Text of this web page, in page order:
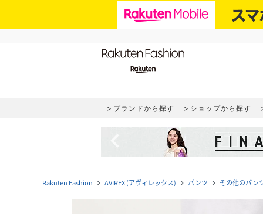
ブランドから探す ショップから探す
Rakuten Fashion navigate_next AVIREX (アヴィレックス) navigate_next パンツ navigate_next その他のパン